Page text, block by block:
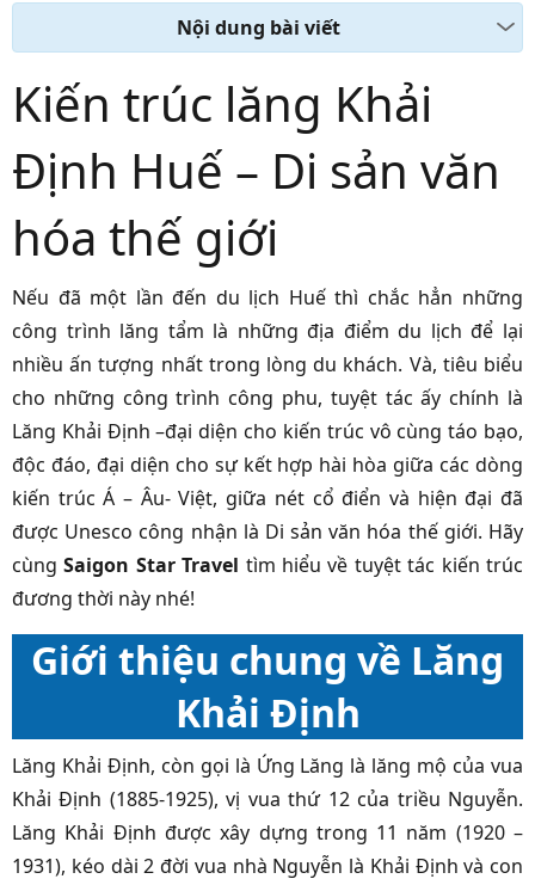
Nội dung bài viết
Kiến trúc lăng Khải
Định Huế – Di sản văn
hóa thế giới
Nếu đã một lần đến du lịch Huếthì chắc hẳn những
công trình lăng tẩm là những địa điểm du lịch để lại
nhiều ấn tượng nhất trong lòng du khách. Và, tiêu biểu
cho những công trình công phu, tuyệt tác ấy chính là
Lăng Khải Định –đại diện cho kiến trúc vô cùng táo bạo,
độc đáo, đại diện cho sự kết hợp hài hòa giữa các dòng
kiến trúc Á – Âu- Việt, giữa nét cổ điển và hiện đại đã
được Unesco công nhận là Di sản văn hóa thế giới. Hãy
cùngSaigon Star Travel tìm hiểu về tuyệt tác kiến trúc
đương thời này nhé!
Giới thiệu chung về Lăng
Khải Định
Lăng Khải Định, còn gọi là Ứng Lăng là lăng mộ của vua
Khải Định (1885-1925), vị vua thứ 12 của triều Nguyễn.
Lăng Khải Định được xây dựng trong 11 năm (1920 –
1931), kéo dài 2 đời vua nhà Nguyễn là Khải Định và con